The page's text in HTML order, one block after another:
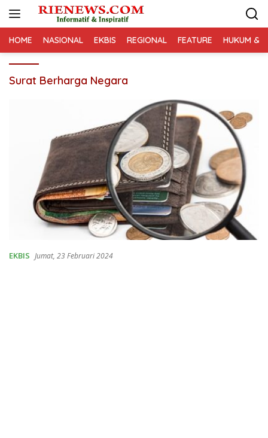
HOME NASIONAL EKBIS REGIONAL FEATURE HUKUM &
Surat Berharga Negara
EKBIS Jumat, 23 Februari 2024